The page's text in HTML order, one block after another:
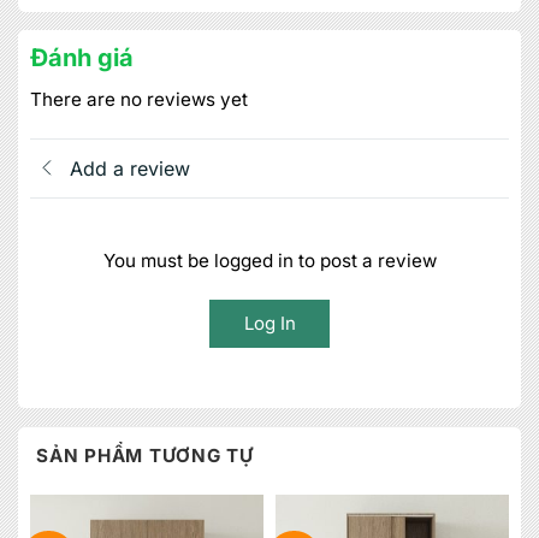
Đánh giá
There are no reviews yet
Add a review
You must be logged in to post a review
Log In
SẢN PHẨM TƯƠNG TỰ